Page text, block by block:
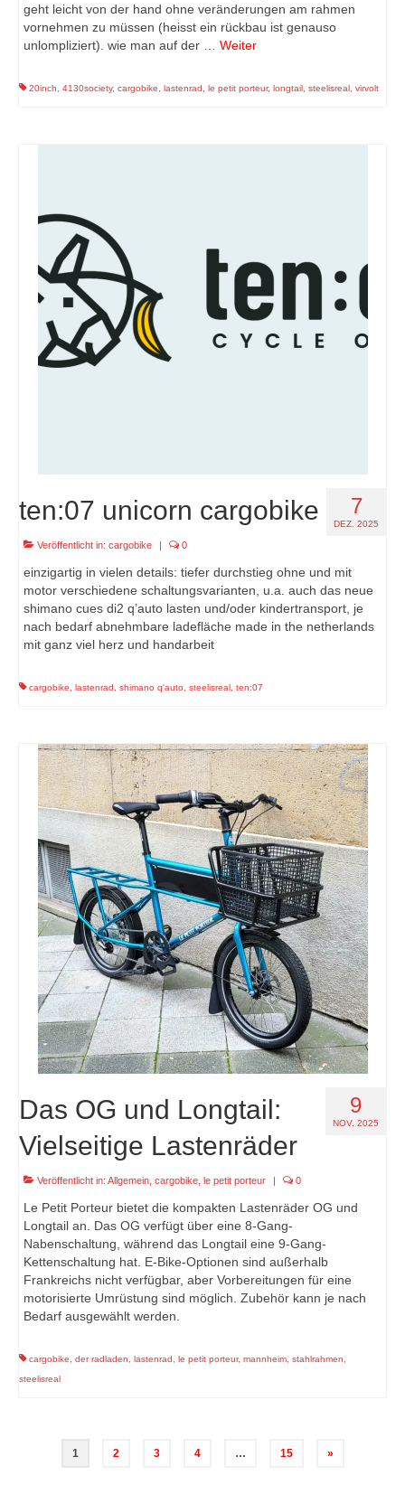
geht leicht von der hand ohne veränderungen am rahmen
vornehmen zu müssen (heisst ein rückbau ist genauso
unlompliziert). wie man auf der … Weiter
20inch 4130society, cargobike lastenrad le petit porteur, longtail steelisreal virvolt
7
DEZ. 2025
ten:07 unicorn cargobike
Veröffentlicht in: cargobike | 0
einzigartig in vielen details: tiefer durchstieg ohne und mit
motor verschiedene schaltungsvarianten, u.a. auch das neue
shimano cues di2 q’auto lasten und/oder kindertransport, je
nach bedarf abnehmbare ladefläche made in the netherlands
mit ganz viel herz und handarbeit
cargobike lastenrad shimano q'auto steelisreal ten:07
9
NOV. 2025
Das OG und Longtail:
Vielseitige Lastenräder
Veröffentlicht in: Allgemein cargobike le petit porteur | 0
Le Petit Porteur bietet die kompakten Lastenräder OG und
Longtail an. Das OG verfügt über eine 8-Gang-
Nabenschaltung, während das Longtail eine 9-Gang-
Kettenschaltung hat. E-Bike-Optionen sind außerhalb
Frankreichs nicht verfügbar, aber Vorbereitungen für eine
motorisierte Umrüstung sind möglich. Zubehör kann je nach
Bedarf ausgewählt werden.
cargobike der radladen lastenrad le petit porteur, mannheim stahlrahmen
steelisreal
Seitennummerierung
1 2 3 4 … 15 »